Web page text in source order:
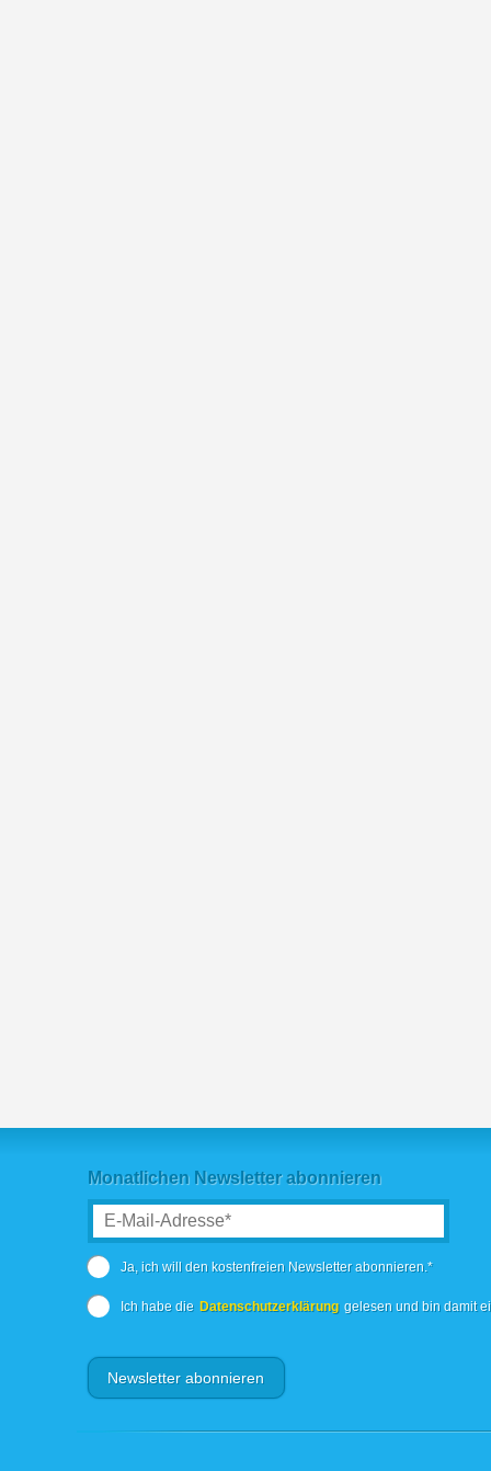
Monatlichen Newsletter abonnieren
Ja, ich will den kostenfreien Newsletter abonnieren.*
Ich habe die Datenschutzerklärung gelesen und bin damit